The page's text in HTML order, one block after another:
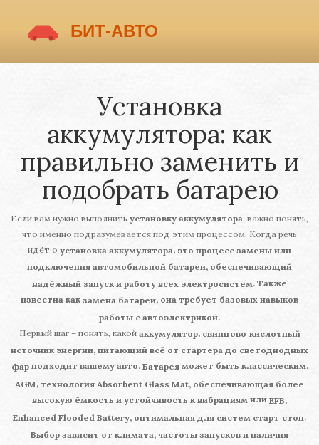
Установка
аккумулятора: как
правильно заменить и
подобрать батарею
Если вам нужно выполнить установку аккумулятора, важно понять,
что именно подразумевается под этим процессом. Когда речь
идёт о установка аккумулятора, это процесс замены или
подключения автомобильной батареи, обеспечивающий
надёжный запуск и работу всех электросистем. Также
известна как замена батареи, она требует базовых навыков
работы с автоэлектрикой.
Первый шаг – понять, какой аккумулятор, свинцово‑кислотный
источник энергии, питающий всё от стартера до светодиодных
фарподходит вашему авто. Батареяможет быть классическим,
AGM, технология Absorbent Glass Mat, обеспечивающая более
высокую ёмкость и устойчивость к вибрациям или EFB,
Enhanced Flooded Battery, оптимальная для систем старт‑стоп.
Выбор зависит от климата, частоты запусков и наличия